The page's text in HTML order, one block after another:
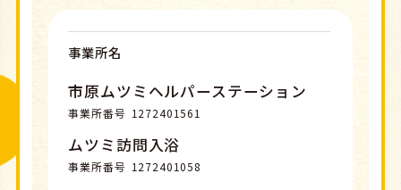
事業所名
市原ムツミヘルパーステーション
事業所番号 1272401561
ムツミ訪問入浴
事業所番号 1272401058